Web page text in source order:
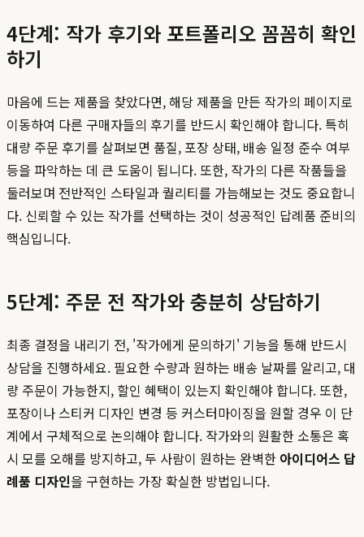
4단계: 작가 후기와 포트폴리오 꼼꼼히 확인
하기
마음에 드는 제품을 찾았다면, 해당 제품을 만든 작가의 페이지로
이동하여 다른 구매자들의 후기를 반드시 확인해야 합니다. 특히
대량 주문 후기를 살펴보면 품질, 포장 상태, 배송 일정 준수 여부
등을 파악하는 데 큰 도움이 됩니다. 또한, 작가의 다른 작품들을
둘러보며 전반적인 스타일과 퀄리티를 가늠해보는 것도 중요합니
다. 신뢰할 수 있는 작가를 선택하는 것이 성공적인 답례품 준비의
핵심입니다.
5단계: 주문 전 작가와 충분히 상담하기
최종 결정을 내리기 전, '작가에게 문의하기' 기능을 통해 반드시
상담을 진행하세요. 필요한 수량과 원하는 배송 날짜를 알리고, 대
량 주문이 가능한지, 할인 혜택이 있는지 확인해야 합니다. 또한,
포장이나 스티커 디자인 변경 등 커스터마이징을 원할 경우 이 단
계에서 구체적으로 논의해야 합니다. 작가와의 원활한 소통은 혹
시 모를 오해를 방지하고, 두 사람이 원하는 완벽한 아이디어스 답
례품 디자인을 구현하는 가장 확실한 방법입니다.